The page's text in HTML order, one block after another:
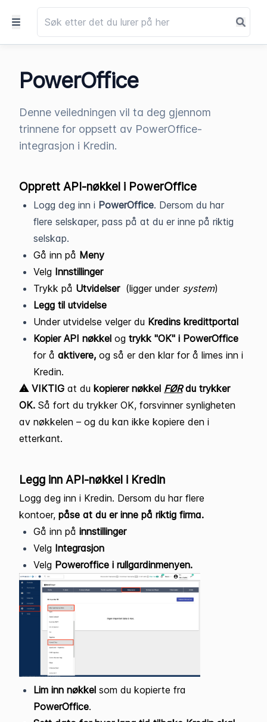
PowerOffice
Denne veiledningen vil ta deg gjennom
trinnene for oppsett av PowerOffice-
integrasjon i Kredin.
Opprett API-nøkkel i PowerOffice
Logg deg inn i PowerOffice. Dersom du har
flere selskaper, pass på at du er inne på riktig
selskap.
Gå inn på Meny
Velg Innstillinger
Trykk på Utvidelser (ligger under system)
Legg til utvidelse
Under utvidelse velger du Kredins kredittportal
Kopier API nøkkel og trykk "OK" i PowerOffice
for å aktivere, og så er den klar for å limes inn i
Kredin.
⚠️ VIKTIG at du kopierer nøkkel FØRdu trykker
OK. Så fort du trykker OK, forsvinner synligheten
av nøkkelen – og du kan ikke kopiere den i
etterkant.
Legg inn API-nøkkel i Kredin
Logg deg inn i Kredin. Dersom du har flere
kontoer, påse at du er inne på riktig firma.
Gå inn på innstillinger
Velg Integrasjon
Velg Poweroffice i rullgardinmenyen.
Lim inn nøkkel som du kopierte fra
PowerOffice.